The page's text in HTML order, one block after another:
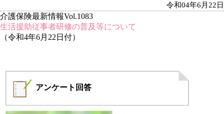
令和04年6月22日
介護保険最新情報Vol.1083
生活援助従事者研修の普及等について
（令和4年6月22日付）
アンケート 回答